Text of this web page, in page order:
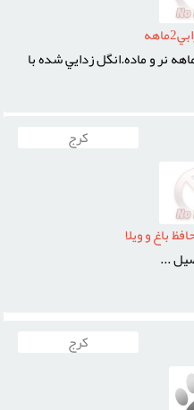
نر و ماده.انگل زدايي شده با
کرج
باغ و ويلا
...
کرج